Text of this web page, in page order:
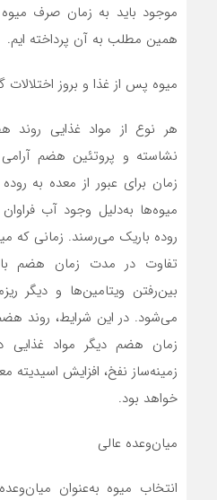
موجود باید به زمان صرف میوه
همین مطلب به آن پرداخته ایم.
میوه پس از غذا و بروز اختلالات
هر نوع از مواد غذایی روند
نشاسته و پروتئین هضم
زمان برای عبور از معده به
روده باریک می‌رسند. زمانی که
تفاوت در مدت زمان هضم با
بین‌رفتن ویتامین‌ها و دیگر
می‌شود. در این شرایط، روند
زمان هضم دیگر مواد غذایی
زمینه‌ساز نفخ، افزایش اسیدیته
خواهد بود.
میان‌وعده عالی
انتخاب میوه به‌عنوان